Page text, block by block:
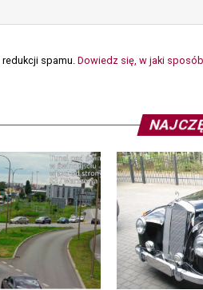
spamu. Dowiedz się, w jaki